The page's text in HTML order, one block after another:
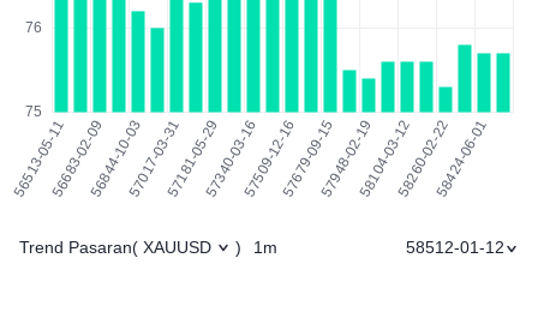
Trend Pasaran( XAUUSD ) 1m 58512-01-12